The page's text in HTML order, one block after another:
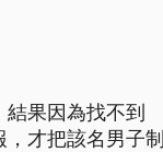
果因為找不到
才把該名男子制